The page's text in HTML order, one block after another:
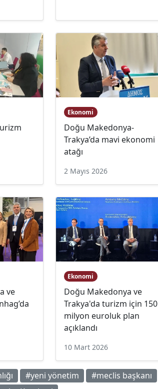
Ekonomi
Doğu Makedonya-
Trakya’da mavi ekonomi
atağı
2 Mayıs 2026
ve
Ekonomi
Doğu Makedonya ve
Trakya'da turizm için 150
milyon euroluk plan
açıklandı
10 Mart 2026
#yeni yönetim
#meclis başkanı